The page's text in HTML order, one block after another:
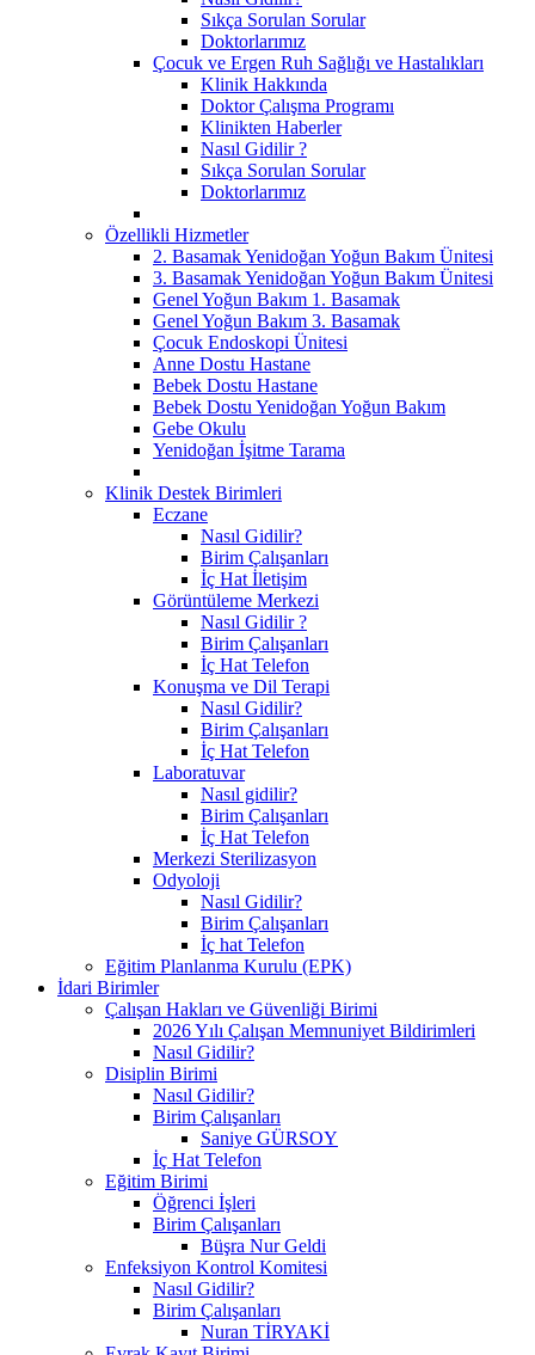
Sıkça Sorulan Sorular
Doktorlarımız
Çocuk ve Ergen Ruh Sağlığı ve Hastalıkları
Klinik Hakkında
Doktor Çalışma Programı
Klinikten Haberler
Nasıl Gidilir ?
Sıkça Sorulan Sorular
Doktorlarımız
Özellikli Hizmetler
2. Basamak Yenidoğan Yoğun Bakım Ünitesi
3. Basamak Yenidoğan Yoğun Bakım Ünitesi
Genel Yoğun Bakım 1. Basamak
Genel Yoğun Bakım 3. Basamak
Çocuk Endoskopi Ünitesi
Anne Dostu Hastane
Bebek Dostu Hastane
Bebek Dostu Yenidoğan Yoğun Bakım
Gebe Okulu
Yenidoğan İşitme Tarama
Klinik Destek Birimleri
Eczane
Nasıl Gidilir?
Birim Çalışanları
İç Hat İletişim
Görüntüleme Merkezi
Nasıl Gidilir ?
Birim Çalışanları
İç Hat Telefon
Konuşma ve Dil Terapi
Nasıl Gidilir?
Birim Çalışanları
İç Hat Telefon
Laboratuvar
Nasıl gidilir?
Birim Çalışanları
İç Hat Telefon
Merkezi Sterilizasyon
Odyoloji
Nasıl Gidilir?
Birim Çalışanları
İç hat Telefon
Eğitim Planlanma Kurulu (EPK)
İdari Birimler
Çalışan Hakları ve Güvenliği Birimi
2026 Yılı Çalışan Memnuniyet Bildirimleri
Nasıl Gidilir?
Disiplin Birimi
Nasıl Gidilir?
Birim Çalışanları
Saniye GÜRSOY
İç Hat Telefon
Eğitim Birimi
Öğrenci İşleri
Birim Çalışanları
Büşra Nur Geldi
Enfeksiyon Kontrol Komitesi
Nasıl Gidilir?
Birim Çalışanları
Nuran TİRYAKİ